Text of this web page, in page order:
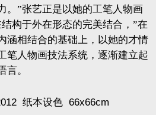
。”张艺正是以她的工笔人物画
构于外在形态的完美结合，”在
涵相结合的基础上，以她的才情
笔人物画技法系统，逐渐建立起
言。
纸本设色 66x66cm